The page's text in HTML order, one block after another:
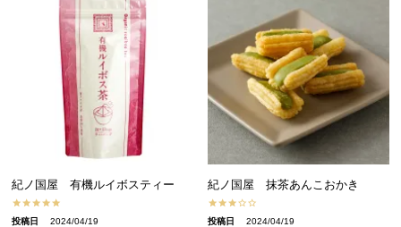
紀ノ国屋 有機ルイボスティー
投稿日 2024/04/19
紀ノ国屋 抹茶あんこおかき
投稿日 2024/04/19